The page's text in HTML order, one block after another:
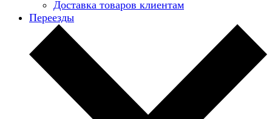
Доставка товаров клиентам
Переезды